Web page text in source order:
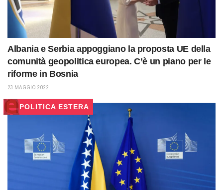
Albania e Serbia appoggiano la proposta UE della
comunità geopolitica europea. C’è un piano per le
riforme in Bosnia
23 MAGGIO 2022
POLITICA ESTERA